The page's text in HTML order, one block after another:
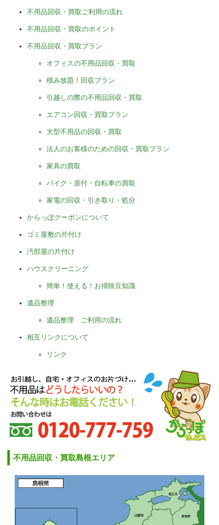
不用品回収・買取ご利用の流れ
不用品回収・買取のポイント
不用品回収・買取プラン
オフィスの不用品回収・買取
積み放題！回収プラン
引越しの際の不用品回収・買取
エアコン回収・買取プラン
大型不用品の回収・買取
法人のお客様のための回収・買取プラン
家具の買取
バイク・原付・自転車の買取
家電の回収・引き取り・処分
からっぽクーポンについて
ゴミ屋敷の片付け
汚部屋の片付け
ハウスクリーニング
簡単！使える！お掃除豆知識
遺品整理
遺品整理 ご利用の流れ
相互リンクについて
リンク
不用品回収・買取島根エリア